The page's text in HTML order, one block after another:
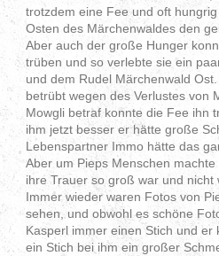
trotzdem eine Fee und oft
Osten des Märchenwaldes den
Aber auch der große Hunger
trüben und so verlebte sie ein
und dem Rudel Märchenwald
betrübt wegen des Verlustes von
Mowgli betraf konnte die Fee ihn
ihm jetzt besser er hätte große
Lebenspartner Immo hätte das
Aber um Pieps Menschen
ihre Trauer so groß war und nicht
Immer wieder waren Fotos von
sehen, und obwohl es schöne
Kasperl immer einen Stich und er
ein Stich bei ihm ein großer